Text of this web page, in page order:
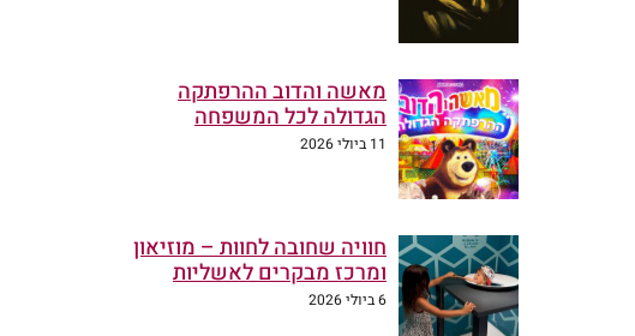
מאשה והדוב ההרפתקה
הגדולה לכל המשפחה
11 ביולי 2026
חוויה שחובה לחוות – מוזיאון
ומרכז מבקרים לאשליות
6 ביולי 2026